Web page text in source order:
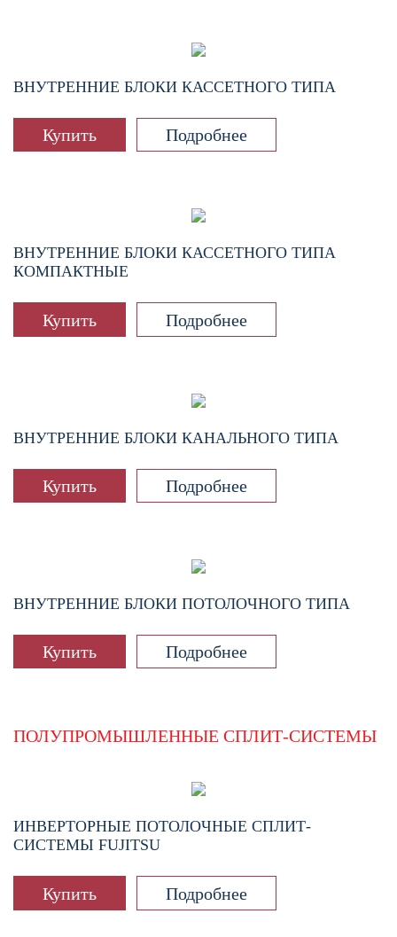
ВНУТРЕННИЕ БЛОКИ КАССЕТНОГО ТИПА
Купить Подробнее
ВНУТРЕННИЕ БЛОКИ КАССЕТНОГО ТИПА
КОМПАКТНЫЕ
Купить Подробнее
ВНУТРЕННИЕ БЛОКИ КАНАЛЬНОГО ТИПА
Купить Подробнее
ВНУТРЕННИЕ БЛОКИ ПОТОЛОЧНОГО ТИПА
Купить Подробнее
ПОЛУПРОМЫШЛЕННЫЕ СПЛИТ-СИСТЕМЫ
ИНВЕРТОРНЫЕ ПОТОЛОЧНЫЕ СПЛИТ-
СИСТЕМЫ FUJITSU
Купить Подробнее